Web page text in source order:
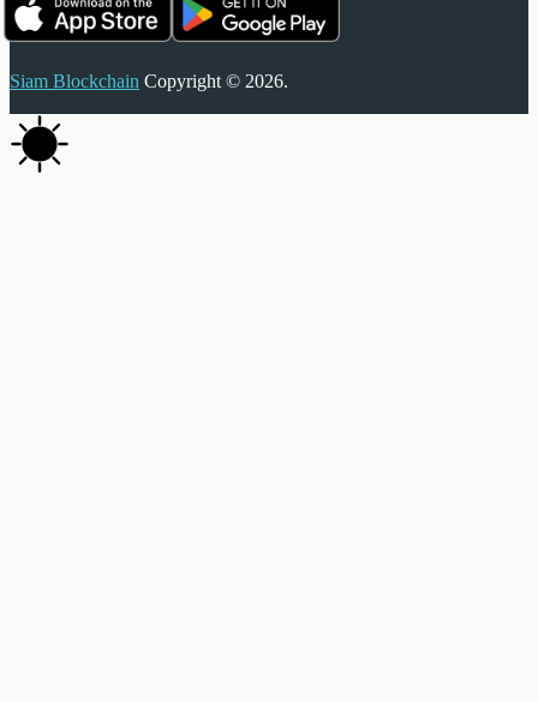
Siam Blockchain Copyright © 2026.